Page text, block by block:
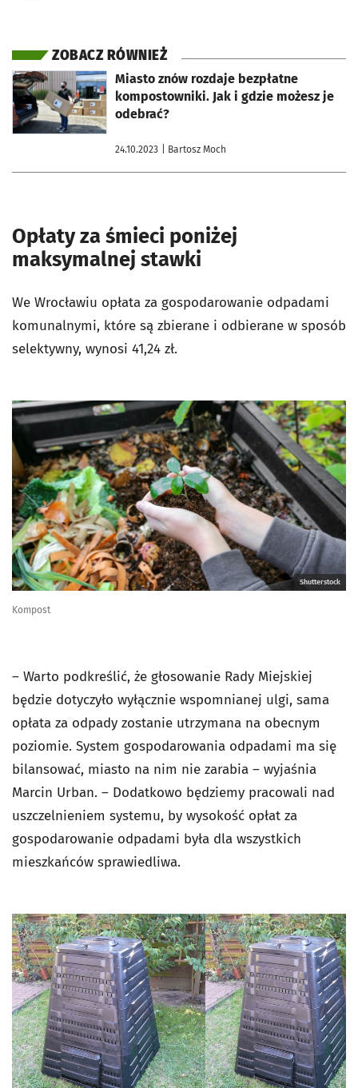
ZOBACZ RÓWNIEŻ
Miasto znów rozdaje bezpłatne
kompostowniki. Jak i gdzie możesz je
odebrać?
24.10.2023 | Bartosz Moch
otworzy się w nowej karcie
Opłaty za śmieci poniżej
maksymalnej stawki
We Wrocławiu opłata za gospodarowanie odpadami
komunalnymi, które są zbierane i odbierane w sposób
selektywny, wynosi 41,24 zł.
Shutterstock
Kompost
– Warto podkreślić, że głosowanie Rady Miejskiej
będzie dotyczyło wyłącznie wspomnianej ulgi, sama
opłata za odpady zostanie utrzymana na obecnym
poziomie. System gospodarowania odpadami ma się
bilansować, miasto na nim nie zarabia – wyjaśnia
Marcin Urban. – Dodatkowo będziemy pracowali nad
uszczelnieniem systemu, by wysokość opłat za
gospodarowanie odpadami była dla wszystkich
mieszkańców sprawiedliwa.